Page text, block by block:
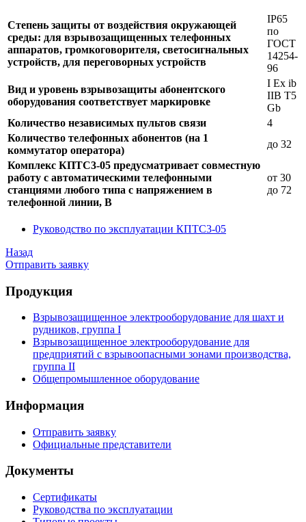
Степень защиты от воздействия окружающей
среды: для взрывозащищенных телефонных
аппаратов, громкоговорителя, светосигнальных
устройств, для переговорных устройств
IP65
по
ГОСТ
14254-
96
Вид и уровень взрывозащиты абонентского
оборудования соответствует маркировке
I Ех ib
IIB T5
Gb
Количество независимых пультов связи
4
Количество телефонных абонентов (на 1
коммутатор оператора)
до 32
Комплекс КПТС3-05 предусматривает совместную
работу с автоматическими телефонными
станциями любого типа с напряжением в
телефонной линии, В
от 30
до 72
Руководство по эксплуатации КПТС3-05
Назад
Отправить заявку
Продукция
Взрывозащищенное электрооборудование для шахт и
рудников, группа I
Взрывозащищенное электрооборудование для
предприятий с взрывоопасными зонами производства,
группа II
Общепромышленное оборудование
Информация
Отправить заявку
Официальные представители
Документы
Сертификаты
Руководства по эксплуатации